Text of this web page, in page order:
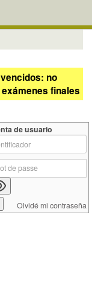
no
finales
de usuario
Olvidé mi contraseña